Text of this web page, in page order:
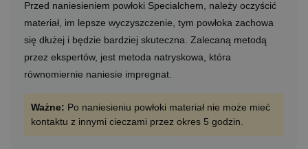
Przed naniesieniem powłoki Specialchem, należy oczyścić
materiał, im lepsze wyczyszczenie, tym powłoka zachowa
się dłużej i będzie bardziej skuteczna. Zalecaną metodą
przez ekspertów, jest metoda natryskowa, która
równomiernie naniesie impregnat.
Ważne: Po naniesieniu powłoki materiał nie może mieć
kontaktu z innymi cieczami przez okres 5 godzin.